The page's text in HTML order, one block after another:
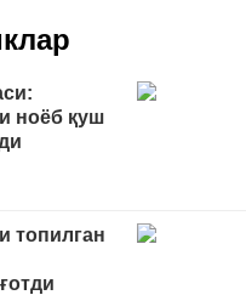
ноёб қуш
топилган